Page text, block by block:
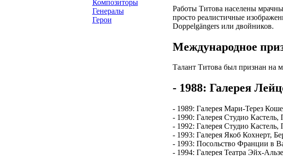
Композиторы
Генералы
Герои
Работы Титова населены
просто реалистичные
Doppelgängers или двойников.
Международное
Талант Титова был признан на
- 1988: Галерея
- 1989: Галерея Мари-Терез
- 1990: Галерея Студио
- 1992: Галерея Студио
- 1993: Галерея Якоб Кохнерт,
- 1993: Посольство Франции в
- 1994: Галерея Театра Эйх-